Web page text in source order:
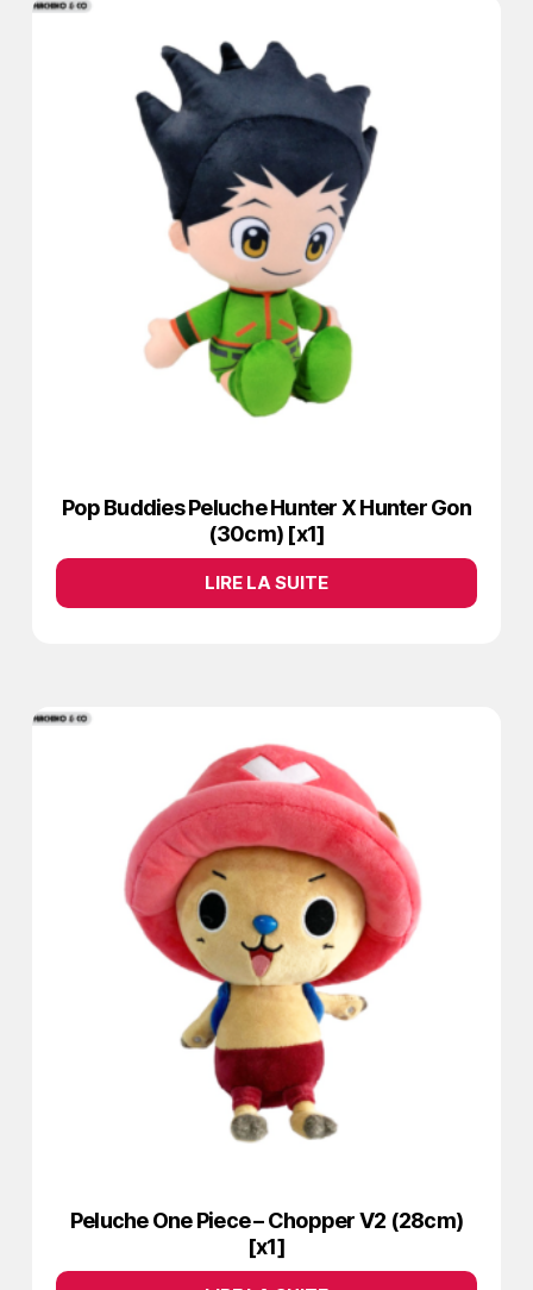
Pop Buddies Peluche Hunter X Hunter Gon
(30cm) [x1]
LIRE LA SUITE
Peluche One Piece – Chopper V2 (28cm)
[x1]